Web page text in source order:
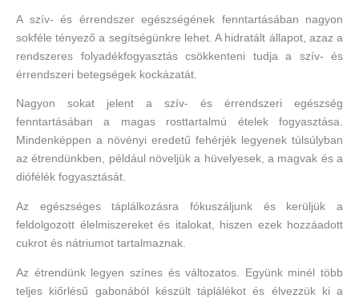
A szív- és érrendszer egészségének fenntartásában nagyon
sokféle tényező a segítségünkre lehet. A hidratált állapot, azaz a
rendszeres folyadékfogyasztás csökkenteni tudja a szív- és
érrendszeri betegségek kockázatát.
Nagyon sokat jelent a szív- és érrendszeri egészség
fenntartásában a magas rosttartalmú ételek fogyasztása.
Mindenképpen a növényi eredetű fehérjék legyenek túlsúlyban
az étrendünkben, például növeljük a hüvelyesek, a magvak és a
diófélék fogyasztását.
Az egészséges táplálkozásra fókuszáljunk és kerüljük a
feldolgozott élelmiszereket és italokat, hiszen ezek hozzáadott
cukrot és nátriumot tartalmaznak.
Az étrendünk legyen színes és változatos. Együnk minél több
teljes kiőrlésű gabonából készült táplálékot és élvezzük ki a